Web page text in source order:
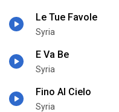
Le Tue Favole
Syria
E Va Be
Syria
Fino Al Cielo
Syria